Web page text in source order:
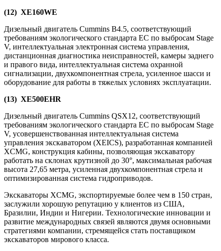
(12) XE160WE
Дизельный двигатель Cummins B4.5, соответствующий
требованиям экологического стандарта ЕС по выбросам Stage
V, интеллектуальная электронная система управления,
дистанционная диагностика неисправностей, камеры заднего
и правого вида, интеллектуальная система охранной
сигнализации, двухкомпонентная стрела, усиленное шасси и
оборудование для работы в тяжелых условиях эксплуатации.
(13) XE500EHR
Дизельный двигатель Cummins QSX12, соответствующий
требованиям экологического стандарта ЕС по выбросам Stage
V, усовершенствованная интеллектуальная система
управления экскаватором (XEICS), разработанная компанией
XCMG, конструкция кабины, позволяющая экскаватору
работать на склонах крутизной до 30°, максимальная рабочая
высота 27,65 метра, усиленная двухкомпонентная стрела и
оптимизированная система гидроприводов.
Экскаваторы XCMG, экспортируемые более чем в 150 стран,
заслужили хорошую репутацию у клиентов из США,
Бразилии, Индии и Нигерии. Технологические инновации и
развитие международных связей являются двумя основными
стратегиями компании, стремящейся стать поставщиком
экскаваторов мирового класса.